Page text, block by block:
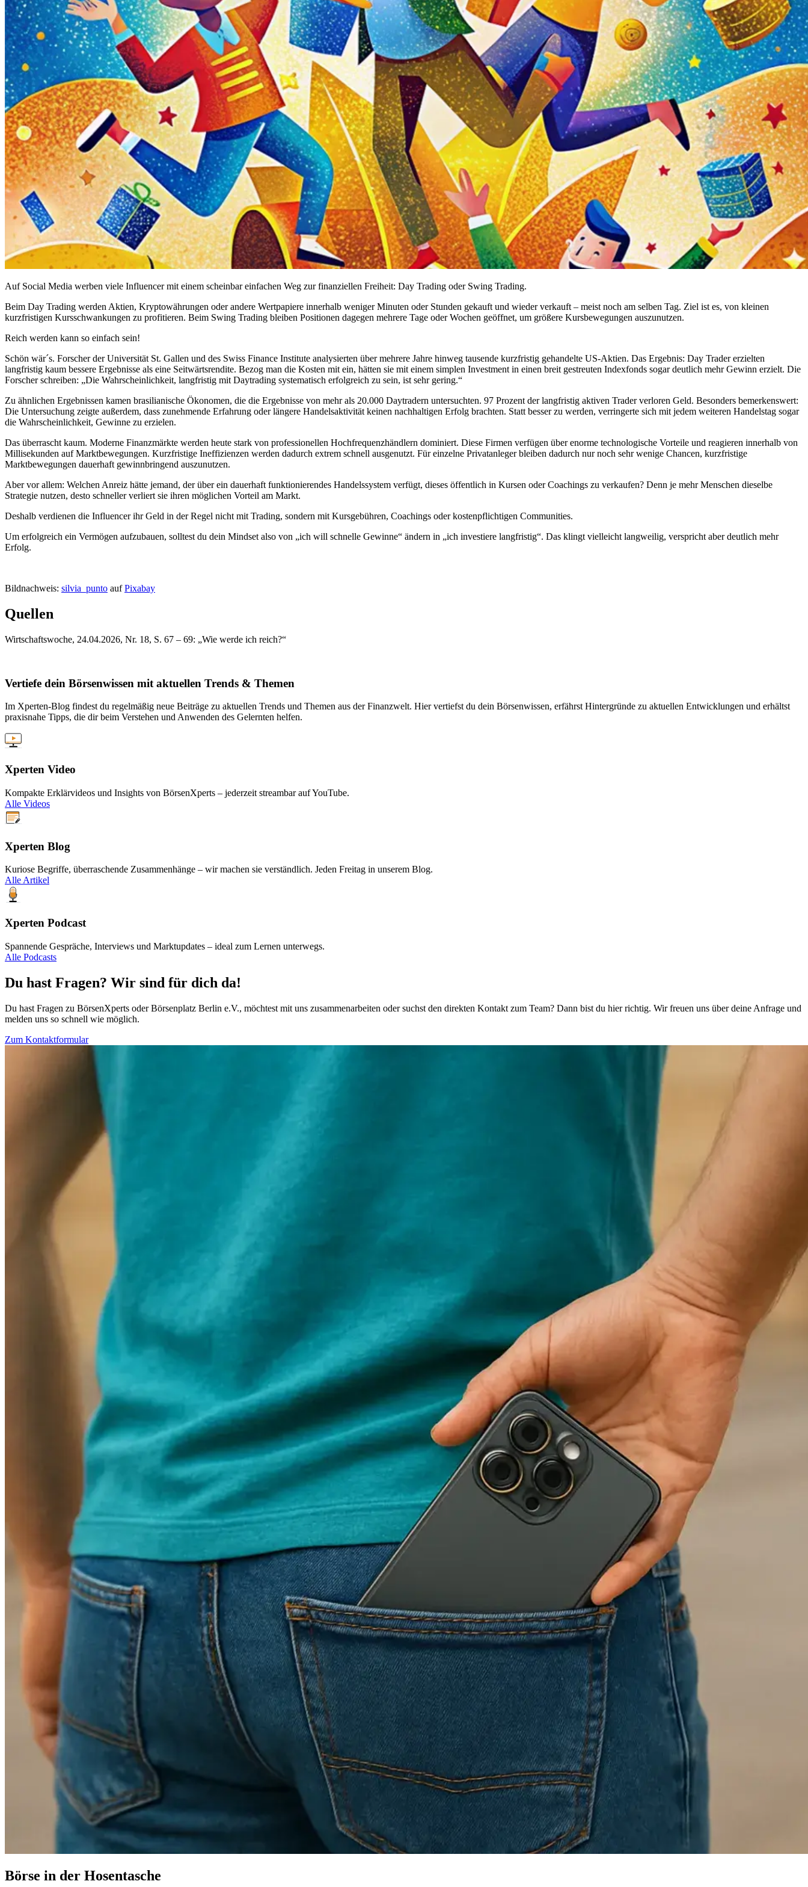
Auf Social Media werben viele Influencer mit einem scheinbar einfachen Weg zur finanziellen Freiheit: Day Trading oder Swing Trading.
Beim Day Trading werden Aktien, Kryptowährungen oder andere Wertpapiere innerhalb weniger Minuten oder Stunden gekauft und wieder verkauft – meist noch am selben Tag. Ziel ist es, von kleinen
kurzfristigen Kursschwankungen zu profitieren. Beim Swing Trading bleiben Positionen dagegen mehrere Tage oder Wochen geöffnet, um größere Kursbewegungen auszunutzen.
Reich werden kann so einfach sein!
Schön wär´s. Forscher der Universität St. Gallen und des Swiss Finance Institute analysierten über mehrere Jahre hinweg tausende kurzfristig gehandelte US-Aktien. Das Ergebnis: Day Trader erzielten
langfristig kaum bessere Ergebnisse als eine Seitwärtsrendite. Bezog man die Kosten mit ein, hätten sie mit einem simplen Investment in einen breit gestreuten Indexfonds sogar deutlich mehr Gewinn erzielt. Die
Forscher schreiben: „Die Wahrscheinlichkeit, langfristig mit Daytrading systematisch erfolgreich zu sein, ist sehr gering.“
Zu ähnlichen Ergebnissen kamen brasilianische Ökonomen, die die Ergebnisse von mehr als 20.000 Daytradern untersuchten. 97 Prozent der langfristig aktiven Trader verloren Geld. Besonders bemerkenswert:
Die Untersuchung zeigte außerdem, dass zunehmende Erfahrung oder längere Handelsaktivität keinen nachhaltigen Erfolg brachten. Statt besser zu werden, verringerte sich mit jedem weiteren Handelstag sogar
die Wahrscheinlichkeit, Gewinne zu erzielen.
Das überrascht kaum. Moderne Finanzmärkte werden heute stark von professionellen Hochfrequenzhändlern dominiert. Diese Firmen verfügen über enorme technologische Vorteile und reagieren innerhalb von
Millisekunden auf Marktbewegungen. Kurzfristige Ineffizienzen werden dadurch extrem schnell ausgenutzt. Für einzelne Privatanleger bleiben dadurch nur noch sehr wenige Chancen, kurzfristige
Marktbewegungen dauerhaft gewinnbringend auszunutzen.
Aber vor allem: Welchen Anreiz hätte jemand, der über ein dauerhaft funktionierendes Handelssystem verfügt, dieses öffentlich in Kursen oder Coachings zu verkaufen? Denn je mehr Menschen dieselbe
Strategie nutzen, desto schneller verliert sie ihren möglichen Vorteil am Markt.
Deshalb verdienen die Influencer ihr Geld in der Regel nicht mit Trading, sondern mit Kursgebühren, Coachings oder kostenpflichtigen Communities.
Um erfolgreich ein Vermögen aufzubauen, solltest du dein Mindset also von „ich will schnelle Gewinne“ ändern in „ich investiere langfristig“. Das klingt vielleicht langweilig, verspricht aber deutlich mehr
Erfolg.
Bildnachweis: silvia_punto aufPixabay
Quellen
Wirtschaftswoche, 24.04.2026, Nr. 18, S. 67 – 69: „Wie werde ich reich?“
Vertiefe dein Börsenwissen mit aktuellen Trends & Themen
Im Xperten-Blog findest du regelmäßig neue Beiträge zu aktuellen Trends und Themen aus der Finanzwelt. Hier vertiefst du dein Börsenwissen, erfährst Hintergründe zu aktuellen Entwicklungen und erhältst
praxisnahe Tipps, die dir beim Verstehen und Anwenden des Gelernten helfen.
Xperten Video
Kompakte Erklärvideos und Insights von BörsenXperts – jederzeit streambar auf YouTube.
Alle Videos
Xperten Blog
Kuriose Begriffe, überraschende Zusammenhänge – wir machen sie verständlich. Jeden Freitag in unserem Blog.
Alle Artikel
Xperten Podcast
Spannende Gespräche, Interviews und Marktupdates – ideal zum Lernen unterwegs.
Alle Podcasts
Du hast Fragen? Wir sind für dich da!
Du hast Fragen zu BörsenXperts oder Börsenplatz Berlin e.V., möchtest mit uns zusammenarbeiten oder suchst den direkten Kontakt zum Team? Dann bist du hier richtig. Wir freuen uns über deine Anfrage und
melden uns so schnell wie möglich.
Zum Kontaktformular
Börse in der Hosentasche